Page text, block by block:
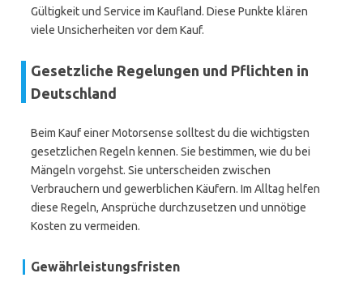
Gültigkeit und Service im Kaufland. Diese Punkte klären
viele Unsicherheiten vor dem Kauf.
Gesetzliche Regelungen und Pflichten in
Deutschland
Beim Kauf einer Motorsense solltest du die wichtigsten
gesetzlichen Regeln kennen. Sie bestimmen, wie du bei
Mängeln vorgehst. Sie unterscheiden zwischen
Verbrauchern und gewerblichen Käufern. Im Alltag helfen
diese Regeln, Ansprüche durchzusetzen und unnötige
Kosten zu vermeiden.
Gewährleistungsfristen